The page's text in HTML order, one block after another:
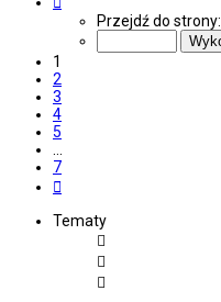
Przejdź do strony:
1
2
3
4
5
…
7
Tematy